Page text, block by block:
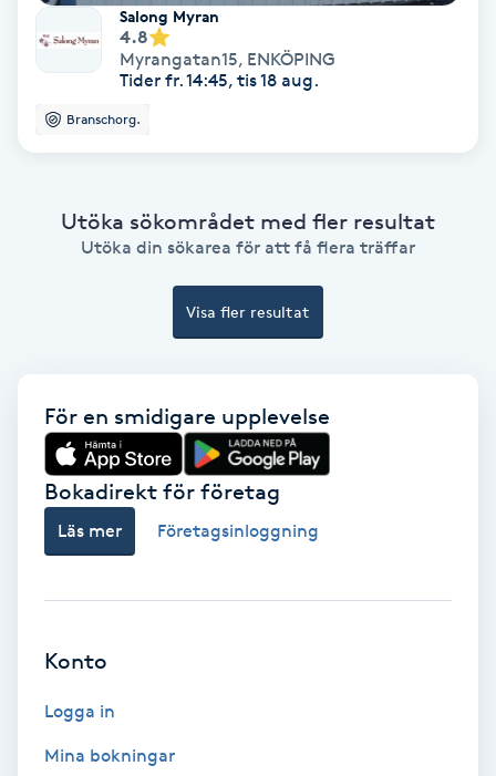
Fettreducering
Fibromassage
Fransborttagning
Fransfärgning
Fransförlängning Volym
Fransk manikyr
Salong Myran
4.8
Myrangatan15, ENKÖPING
Tider fr. 14:45, tis 18 aug.
Branschorg.
Utöka sökområdet med fler resultat
Utöka din sökarea för att få flera träffar
Visa fler resultat
För en smidigare upplevelse
Bokadirekt för företag
Läs mer Företagsinloggning
Konto
Logga in
Mina bokningar